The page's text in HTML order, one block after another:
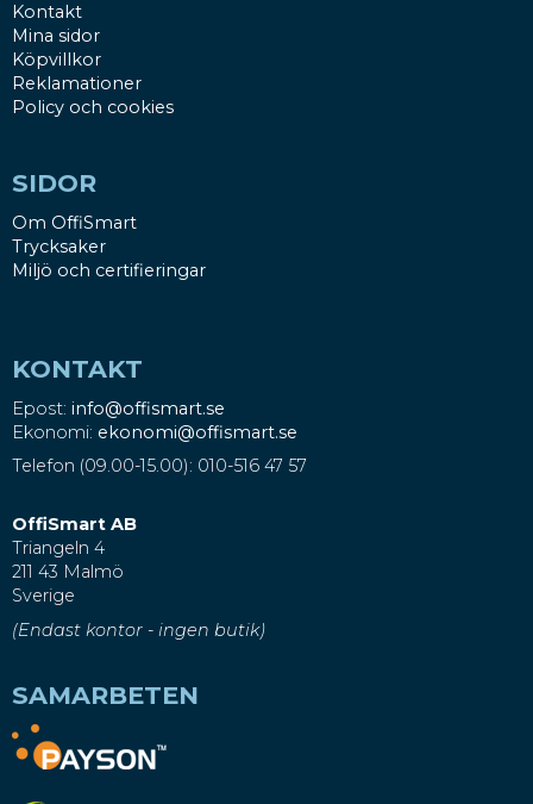
Kontakt
Mina sidor
Köpvillkor
Reklamationer
Policy och cookies
SIDOR
Om OffiSmart
Trycksaker
Miljö och certifieringar
KONTAKT
Epost: info@offismart.se
Ekonomi: ekonomi@offismart.se
Telefon (09.00-15.00): 010-516 47 57
OffiSmart AB
Triangeln 4
211 43 Malmö
Sverige
(Endast kontor - ingen butik)
SAMARBETEN